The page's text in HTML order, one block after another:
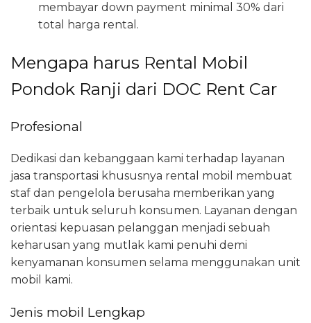
membayar down payment minimal 30% dari
total harga rental.
Mengapa harus Rental Mobil
Pondok Ranji dari DOC Rent Car
Profesional
Dedikasi dan kebanggaan kami terhadap layanan
jasa transportasi khususnya rental mobil membuat
staf dan pengelola berusaha memberikan yang
terbaik untuk seluruh konsumen. Layanan dengan
orientasi kepuasan pelanggan menjadi sebuah
keharusan yang mutlak kami penuhi demi
kenyamanan konsumen selama menggunakan unit
mobil kami.
Jenis mobil Lengkap